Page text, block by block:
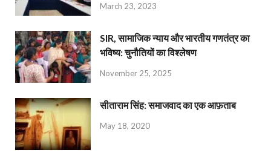
March 23, 2023
SIR, सामाजिक न्याय और भारतीय गणतंत्र का
भविष्य: चुनौतियों का विश्लेषण
November 25, 2025
सीताराम सिंह: समाजवाद का एक आफ़ताब
May 18, 2020